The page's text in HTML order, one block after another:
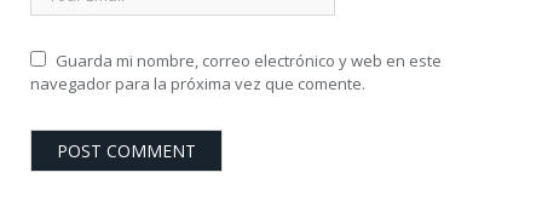
Guarda mi nombre, correo electrónico y web en este
navegador para la próxima vez que comente.